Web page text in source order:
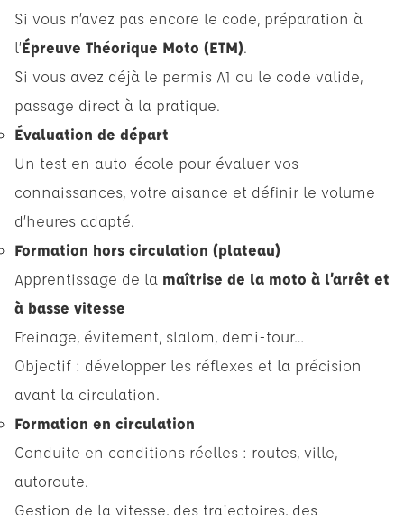
Si vous n’avez pas encore le code, préparation à
l’Épreuve Théorique Moto (ETM).
Si vous avez déjà le permis A1 ou le code valide,
passage direct à la pratique.
Évaluation de départ
Un test en auto-école pour évaluer vos
connaissances, votre aisance et définir le volume
d’heures adapté.
Formation hors circulation (plateau)
Apprentissage de la maîtrise de la moto à l’arrêt et
à basse vitesse
Freinage, évitement, slalom, demi-tour…
Objectif : développer les réflexes et la précision
avant la circulation.
Formation en circulation
Conduite en conditions réelles : routes, ville,
autoroute.
Gestion de la vitesse, des trajectoires, des